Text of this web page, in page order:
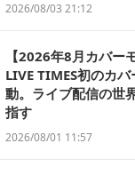
2026/08/03 21:12
【2026年8月カバー
LIVE TIMES初のカ
動。ライブ配信の世
指す
2026/08/01 11:57